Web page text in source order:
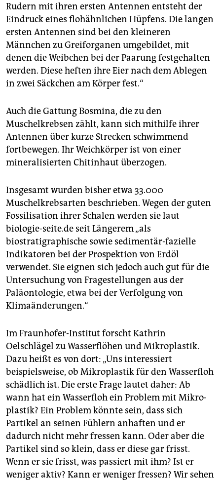
Rudern mit ihren ersten Antennen entsteht der
Eindruck eines flohähnlichen Hüpfens. Die langen
ersten Antennen sind bei den kleineren
Männchen zu Greiforganen umgebildet, mit
denen die Weibchen bei der Paarung festgehalten
werden. Diese heften ihre Eier nach dem Ablegen
in zwei Säckchen am Körper fest.“
Auch die Gattung Bosmina, die zu den
Muschelkrebsen zählt, kann sich mithilfe ihrer
Antennen über kurze Strecken schwimmend
fortbewegen. Ihr Weichkörper ist von einer
mineralisierten Chitinhaut überzogen.
Insgesamt wurden bisher etwa 33.000
Muschelkrebs­arten beschrieben. Wegen der guten
Fossilisation ihrer Schalen werden sie laut
biologie-seite.de seit Längerem „als
biostratigraphische sowie sedimentär-fazielle
Indikatoren bei der Prospektion von Erdöl
verwendet. Sie eignen sich jedoch auch gut für die
Untersuchung von Fragestellungen aus der
Paläontologie, etwa bei der Verfolgung von
Klimaänderungen.“
Im Fraunhofer-Institut forscht Kathrin
Oelschlägel zu Wasserflöhen und Mikroplastik.
Dazu heißt es von dort: „Uns interessiert
beispielsweise, ob Mikroplastik für den Wasserfloh
schädlich ist. Die erste Frage lautet daher: Ab
wann hat ein Wasserfloh ein Problem mit Mi­kro­
plas­tik? Ein Problem könnte sein, dass sich
Partikel an seinen Fühlern anhaften und er
dadurch nicht mehr fressen kann. Oder aber die
Partikel sind so klein, dass er diese gar frisst.
Wenn er sie frisst, was passiert mit ihm? Ist er
weniger aktiv? Kann er weniger fressen? Wir sehen